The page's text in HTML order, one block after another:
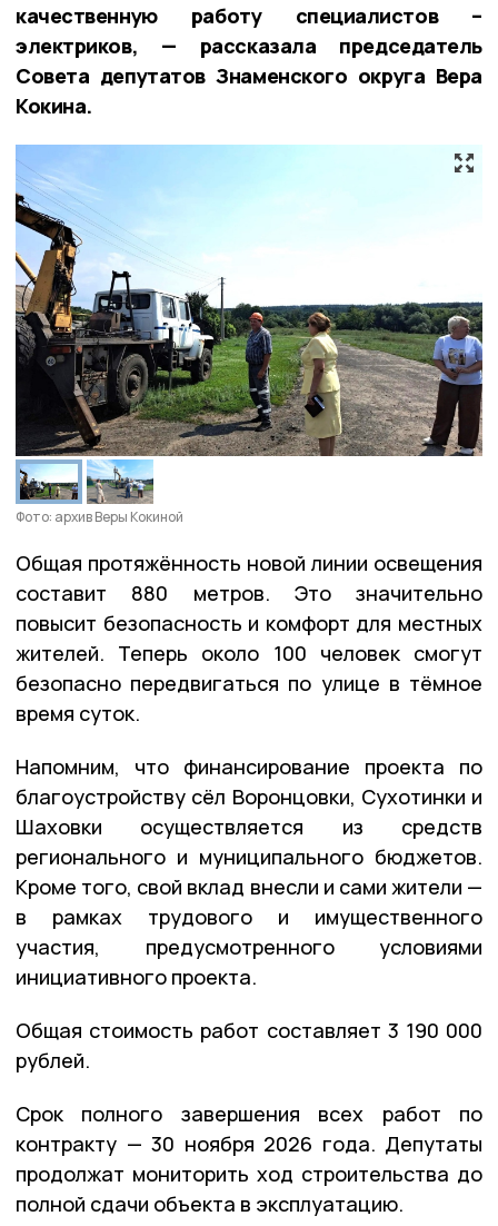
качественную работу специалистов –
электриков, — рассказала председатель
Совета депутатов Знаменского округа Вера
Кокина.
Фото: архив Веры Кокиной
Общая протяжённость новой линии освещения
составит 880 метров. Это значительно
повысит безопасность и комфорт для местных
жителей. Теперь около 100 человек смогут
безопасно передвигаться по улице в тёмное
время суток.
Напомним, что финансирование проекта по
благоустройству сёл Воронцовки, Сухотинки и
Шаховки осуществляется из средств
регионального и муниципального бюджетов.
Кроме того, свой вклад внесли и сами жители —
в рамках трудового и имущественного
участия, предусмотренного условиями
инициативного проекта.
Общая стоимость работ составляет 3 190 000
рублей.
Срок полного завершения всех работ по
контракту — 30 ноября 2026 года. Депутаты
продолжат мониторить ход строительства до
полной сдачи объекта в эксплуатацию.